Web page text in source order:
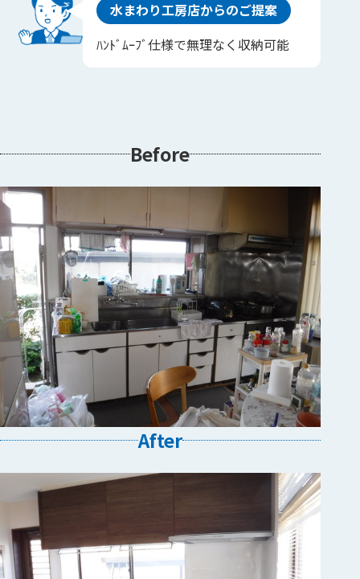
水まわり工房店からのご提案
ﾊﾝﾄﾞﾑｰﾌﾞ仕様で無理なく収納可能
Before
After